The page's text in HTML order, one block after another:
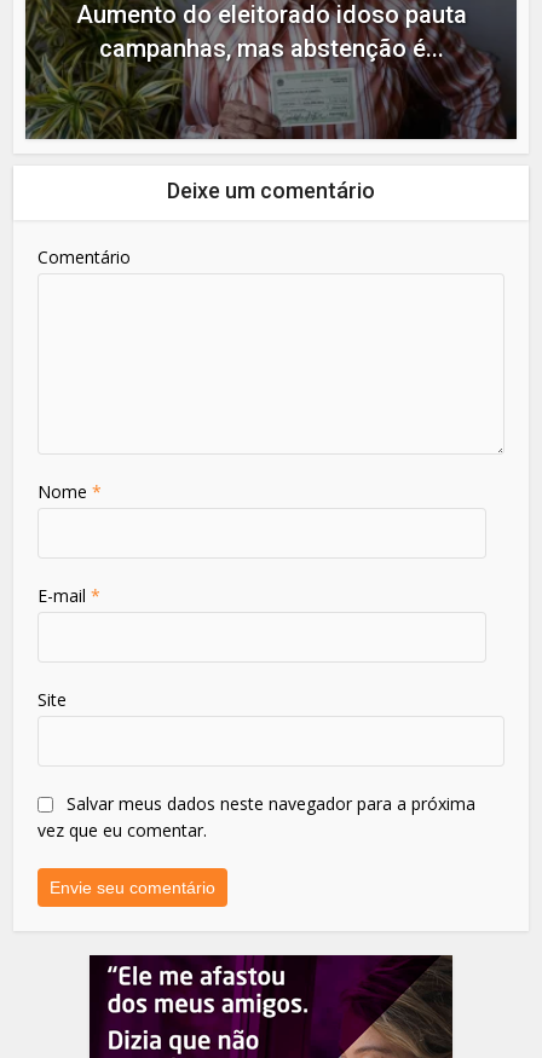
Aumento do eleitorado idoso pauta
campanhas, mas abstenção é...
Deixe um comentário
Comentário
Nome*
E-mail*
Site
Salvar meus dados neste navegador para a próxima
vez que eu comentar.